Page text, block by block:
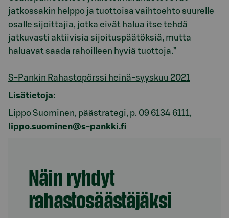
jatkossakin helppo ja tuottoisa vaihtoehto suurelle
osalle sijoittajia, jotka eivät halua itse tehdä
jatkuvasti aktiivisia sijoituspäätöksiä, mutta
haluavat saada rahoilleen hyviä tuottoja.”
S-Pankin Rahastopörssi heinä-syyskuu 2021
Lisätietoja:
Lippo Suominen, päästrategi, p. 09 6134 6111,
lippo.suominen@s-pankki.fi
Näin ryhdyt
rahastosäästäjäksi